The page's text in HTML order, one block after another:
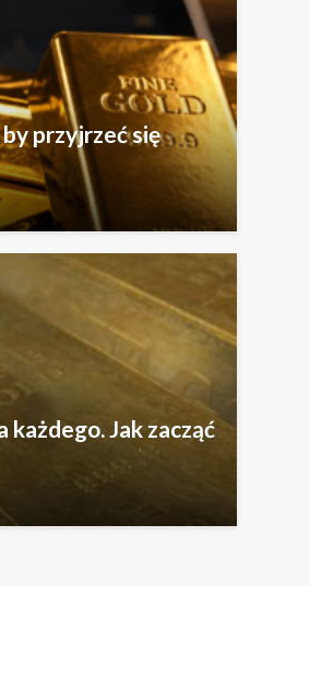
przyjrzeć się
Jak zacząć